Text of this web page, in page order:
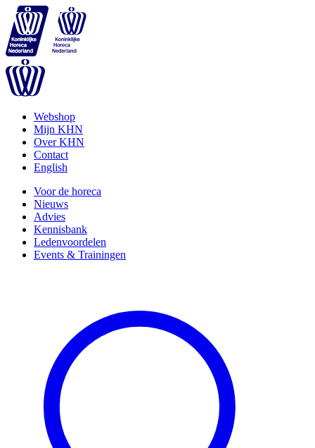
Webshop
Mijn KHN
Over KHN
Contact
English
Voor de horeca
Nieuws
Advies
Kennisbank
Ledenvoordelen
Events & Trainingen